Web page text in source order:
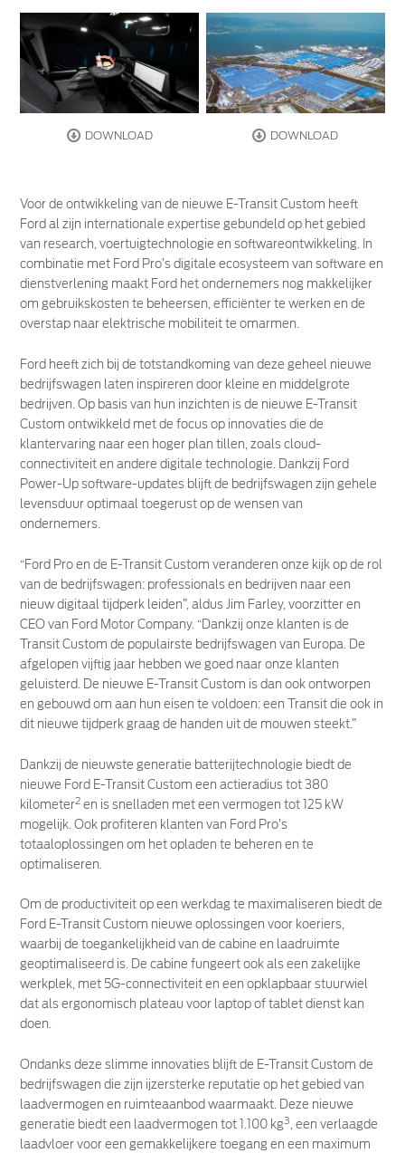
DOWNLOAD DOWNLOAD
Voor de ontwikkeling van de nieuwe E-Transit Custom heeft
Ford al zijn internationale expertise gebundeld op het gebied
van research, voertuigtechnologie en softwareontwikkeling. In
combinatie met Ford Pro’s digitale ecosysteem van software en
dienstverlening maakt Ford het ondernemers nog makkelijker
om gebruikskosten te beheersen, efficiënter te werken en de
overstap naar elektrische mobiliteit te omarmen.
Ford heeft zich bij de totstandkoming van deze geheel nieuwe
bedrijfswagen laten inspireren door kleine en middelgrote
bedrijven. Op basis van hun inzichten is de nieuwe E-Transit
Custom ontwikkeld met de focus op innovaties die de
klantervaring naar een hoger plan tillen, zoals cloud-
connectiviteit en andere digitale technologie. Dankzij Ford
Power-Up software-updates blijft de bedrijfswagen zijn gehele
levensduur optimaal toegerust op de wensen van
ondernemers.
“Ford Pro en de E-Transit Custom veranderen onze kijk op de rol
van de bedrijfswagen: professionals en bedrijven naar een
nieuw digitaal tijdperk leiden”, aldus Jim Farley, voorzitter en
CEO van Ford Motor Company. “Dankzij onze klanten is de
Transit Custom de populairste bedrijfswagen van Europa. De
afgelopen vijftig jaar hebben we goed naar onze klanten
geluisterd. De nieuwe E-Transit Custom is dan ook ontworpen
en gebouwd om aan hun eisen te voldoen: een Transit die ook in
dit nieuwe tijdperk graag de handen uit de mouwen steekt.”
Dankzij de nieuwste generatie batterijtechnologie biedt de
nieuwe Ford E-Transit Custom een actieradius tot 380
kilometer2 en is snelladen met een vermogen tot 125 kW
mogelijk. Ook profiteren klanten van Ford Pro’s
totaaloplossingen om het opladen te beheren en te
optimaliseren.
Om de productiviteit op een werkdag te maximaliseren biedt de
Ford E-Transit Custom nieuwe oplossingen voor koeriers,
waarbij de toegankelijkheid van de cabine en laadruimte
geoptimaliseerd is. De cabine fungeert ook als een zakelijke
werkplek, met 5G-connectiviteit en een opklapbaar stuurwiel
dat als ergonomisch plateau voor laptop of tablet dienst kan
doen.
Ondanks deze slimme innovaties blijft de E-Transit Custom de
bedrijfswagen die zijn ijzersterke reputatie op het gebied van
laadvermogen en ruimteaanbod waarmaakt. Deze nieuwe
generatie biedt een laadvermogen tot 1.100 kg3, een verlaagde
laadvloer voor een gemakkelijkere toegang en een maximum